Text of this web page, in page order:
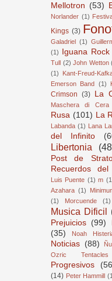
Mellotron (53)
Norlander (1)
Kings (3)
Galadriel (1)
(1) Iguana Rock
Tull (2) John Wetton
(1)
Kant-Freud-
Emerson Band (1)
Crimson (3) La
Maschera di Cera
Rusa (101) La
Labanda (1) Lana
del Infinito
Libertonia
Post de
Recuerdos del
Luis Puente (1) m
Azahara (1)
(1)
Morcuende (1)
Musica Dificil
Prejuicios (99)
(35)
Noah
Noticias (88) Ñu
Ozric Tentacles
Progresivos
(14) Peter Hammill